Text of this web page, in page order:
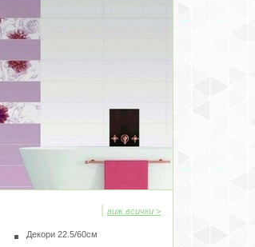
виж всички >
Декори 22.5/60см